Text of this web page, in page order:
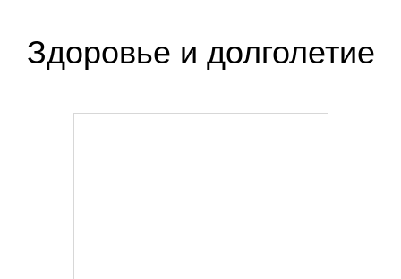
Здоровье и долголетие